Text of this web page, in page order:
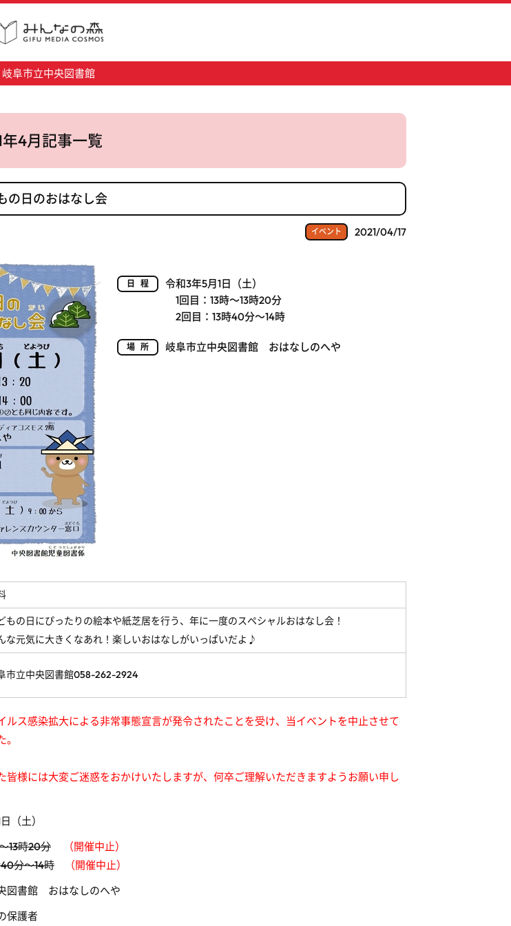
岐阜市立中央図書館
4月記事一覧
の日のおはなし会
イベント 2021/04/17
日程
令和3年5月1日（土）
1回目：13時～13時20分
2回目：13時40分～14時
場所 岐阜市立中央図書館 おはなしのへや
もの日にぴったりの絵本や紙芝居を行う、年に一度のスペシャルおはなし会！
な元気に大きくなあれ！楽しいおはなしがいっぱいだよ♪
市立中央図書館058-262-2924
ルス感染拡大による非常事態宣言が発令されたことを受け、当イベントを中止させて
皆様には大変ご迷惑をおかけいたしますが、何卒ご理解いただきますようお願い申し
土）
13時20分
（開催中止）
分～14時
（開催中止）
館 おはなしのへや
護者